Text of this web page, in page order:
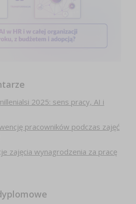
2025: sens pracy, AI i
pracowników podczas zajęć
zajęcia wynagrodzenia za pracę